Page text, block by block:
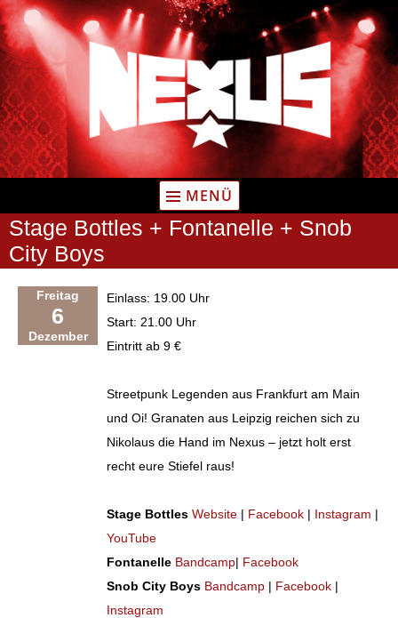
Zum
Inhalt
springen
MENÜ
Stage Bottles + Fontanelle + Snob
City Boys
Freitag
6
Dezember
Einlass: 19.00 Uhr
Start: 21.00 Uhr
Eintritt ab 9 €
Streetpunk Legenden aus Frankfurt am Main
und Oi! Granaten aus Leipzig reichen sich zu
Nikolaus die Hand im Nexus – jetzt holt erst
recht eure Stiefel raus!
Stage Bottles Website | Facebook | Instagram |
YouTube
Fontanelle Bandcamp| Facebook
Snob City Boys Bandcamp | Facebook |
Instagram